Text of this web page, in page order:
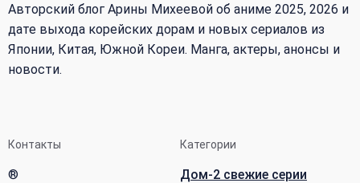
Авторский блог Арины Михеевой об аниме 2025, 2026 и
дате выхода корейских дорам и новых сериалов из
Японии, Китая, Южной Кореи. Манга, актеры, анонсы и
новости.
Контакты
®
Категории
Дом-2 свежие серии